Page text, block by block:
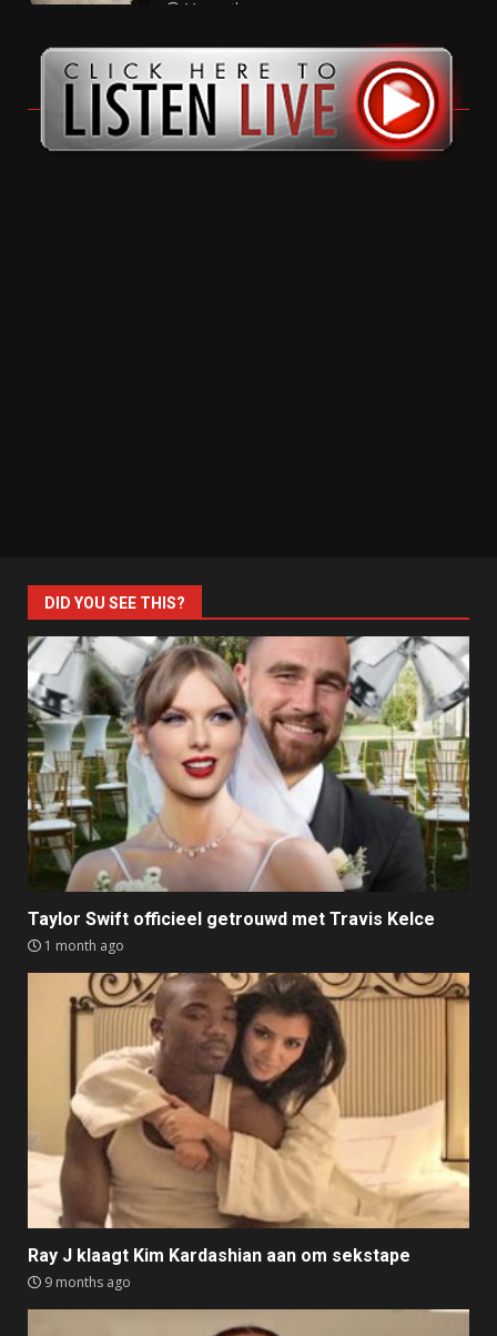
11 months ago
DID YOU SEE THIS?
Taylor Swift officieel getrouwd met Travis Kelce
1 month ago
Ray J klaagt Kim Kardashian aan om sekstape
9 months ago